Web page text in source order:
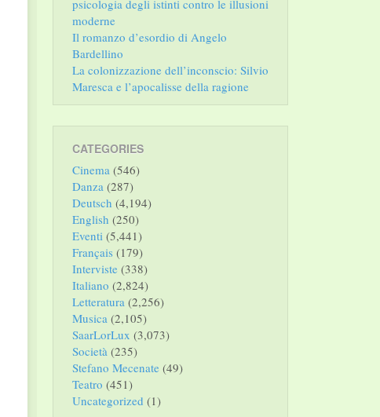
psicologia degli istinti contro le illusioni
moderne
Il romanzo d’esordio di Angelo
Bardellino
La colonizzazione dell’inconscio: Silvio
Maresca e l’apocalisse della ragione
CATEGORIES
Cinema (546)
Danza (287)
Deutsch (4,194)
English (250)
Eventi (5,441)
Français (179)
Interviste (338)
Italiano (2,824)
Letteratura (2,256)
Musica (2,105)
SaarLorLux (3,073)
Società (235)
Stefano Mecenate (49)
Teatro (451)
Uncategorized (1)